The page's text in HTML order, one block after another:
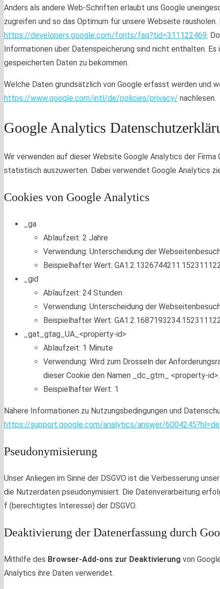
Anders als andere Web-Schriften erlaubt uns Google
zugreifen und so das Optimum für unsere Webseite
https://developers.google.com/fonts/faq?tid=311122469.
Informationen über Datenspeicherung sind nicht enthalten.
gespeicherten Daten zu bekommen.
Welche Daten grundsätzlich von Google erfasst werden und
https://www.google.com/intl/de/policies/privacy/ nachlesen.
Google Analytics
Wir verwenden auf dieser Website Google Analytics der
statistisch auszuwerten. Dabei verwendet Google Analytics
Cookies von Google Analytics
_ga
Ablaufzeit: 2 Jahre
Verwendung: Unterscheidung der
Beispielhafter Wert:
_gid
Ablaufzeit: 24 Stunden
Verwendung: Unterscheidung der
Beispielhafter Wert:
_gat_gtag_UA_<property-id>
Ablaufzeit: 1 Minute
Verwendung: Wird zum Drosseln der
dieser Cookie den Namen _dc_gtm_ <property-id>.
Beispielhafter Wert: 1
Nähere Informationen zu Nutzungsbedingungen und
https://support.google.com/analytics/answer/6004245?hl=de
Pseudonymisierung
Unser Anliegen im Sinne der DSGVO ist die Verbesserung
die Nutzerdaten pseudonymisiert. Die Datenverarbeitung
f (berechtigtes Interesse) der DSGVO.
Deaktivierung der Datenerfassung durch
Mithilfe des Browser-Add-ons zur Deaktivierung von
Analytics ihre Daten verwendet.